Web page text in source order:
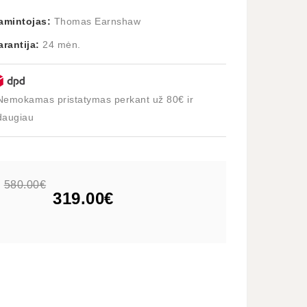
Thomas Earnshaw
24 mėn.
pristatymas perkant už 80€ ir
580.00€
319.00€